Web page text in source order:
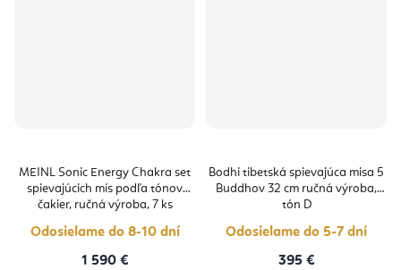
MEINL Sonic Energy Chakra set
spievajúcich mís podľa tónov
čakier, ručná výroba, 7 ks
Odosielame do 8-10 dní
1 590 €
Bodhi tibetská spievajúca misa 5
Buddhov 32 cm ručná výroba,
tón D
Odosielame do 5-7 dní
395 €